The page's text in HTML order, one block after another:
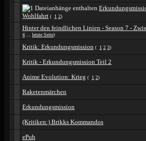
Wohlfahrt ( 1 2)
Hinter den feindlichen Linien - Season 7 -
4
letzte Seite)
Kritik: Erkundungsmission ( 1 2 3)
Kritik - Erkundungsmission Teil 2
Anime Evolution: Krieg ( 1 2)
Raketenmärchen
Erkundungsmission
(Kritiken:) Brikks Kommandos
ePub